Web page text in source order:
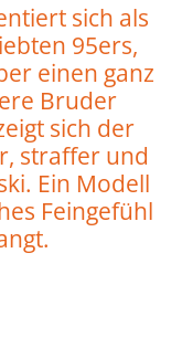
sich als
95ers,
einen ganz
Bruder
sich der
straffer und
Ein Modell
Feingefühl